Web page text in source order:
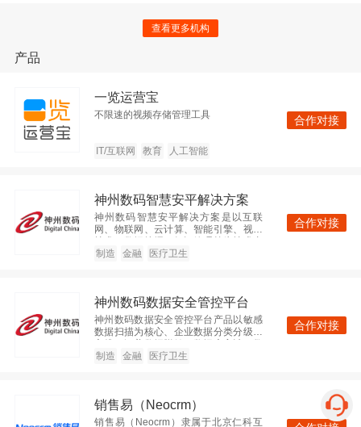
500-1000人
企业IT服务 企业服务
北京 2000人以上
查
广东美云智数科技有限公司
IT/互联网 大数据 查
微软（中国）有限公司
查看更多机构
产品
一览运营宝
不限速的视频存储管理工具
IT/互联网 教育 人工智能
合作对接
神州数码智慧安平解决方案
神州数码智慧安平解决方案是以互联
网、物联网、云计算、智能引擎、视频
撑，以公安信息化为核心，通过互联
享、深度应用”之目标的警务发展新理念
和新模式。
制造 金融 医疗卫生
合作对接
神州数码数据安全管控平台
神州数码数据安全管控平台产品以敏感
数据扫描为核心、企业数据分类分级为
据分类分级管理、数据安全共享等多个
求，以“平台化+模块化”双模式，为企业
数据安全和未来发展保驾护航。
制造 金融 医疗卫生
合作对接
销售易（Neocrm）
销售易（Neocrm）隶属于北京仁科互